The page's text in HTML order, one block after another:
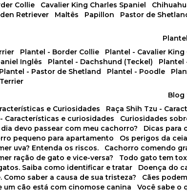
Plantel
Plantel - Border Collie Plantel - Cavalier
Inglês
Plantel - Dachshund (Teckel)
Plantel - Pastor de Shetland Plantel - Poodle
Blog
e Curiosidades
Raça Shih Tzu -
- Características e curiosidades
Curiosidades
dia devo passear com meu cachorro?
Dicas
pequeno para apartamento
Os perigos da
uva? Entenda os riscos.
Cachorro comendo
ração de gato e vice-versa?
Todo gato tem
gatos. Saiba como identificar e tratar
Doença do
Como saber a causa de sua tristeza?
Cães
um cão está com cinomose canina
Você sabe o
Collie Cavalier King Charles Spaniel
Retriever Maltês Papillon Pastor de